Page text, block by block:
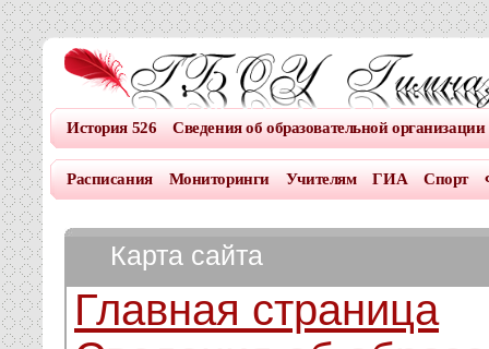
История 526 Сведения об образовательной организации
Расписания Мониторинги Учителям ГИА Спорт
Карта сайта
Главная страница